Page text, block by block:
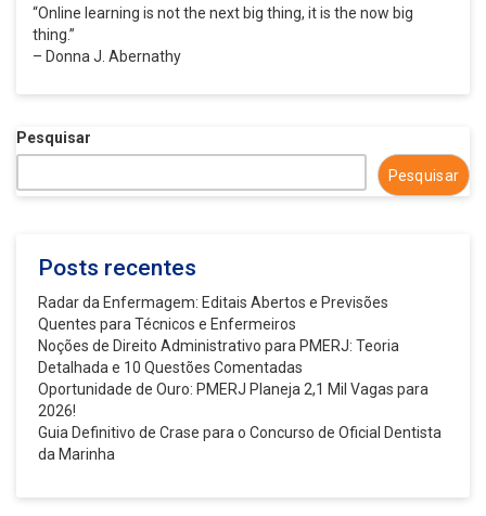
“Online learning is not the next big thing, it is the now big
thing.”
– Donna J. Abernathy
Pesquisar
Pesquisar
Posts recentes
Radar da Enfermagem: Editais Abertos e Previsões
Quentes para Técnicos e Enfermeiros
Noções de Direito Administrativo para PMERJ: Teoria
Detalhada e 10 Questões Comentadas
Oportunidade de Ouro: PMERJ Planeja 2,1 Mil Vagas para
2026!
Guia Definitivo de Crase para o Concurso de Oficial Dentista
da Marinha